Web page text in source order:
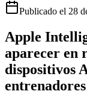
Publicado el 28
Apple
aparecer en
dispositivos